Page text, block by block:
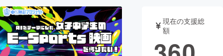
テクノロジー・ガジェット
現在の支援総
額